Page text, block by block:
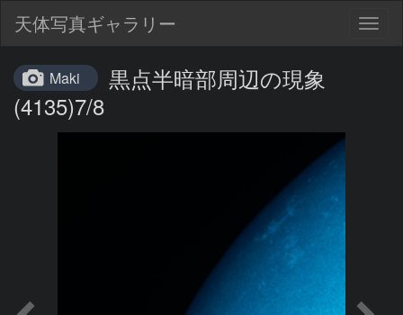
天体写真ギャラリー
Maki
黒点半暗部周辺の現象
(4135)7/8